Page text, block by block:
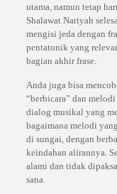
utama, namun tetap
Shalawat Nariyah
mengisi jeda dengan
pentatonik yang
bagian akhir frase.
Anda juga bisa
“berbicara” dan
dialog musikal yang
bagaimana melodi
di sungai, dengan
keindahan alirannya.
alami dan tidak
sana.